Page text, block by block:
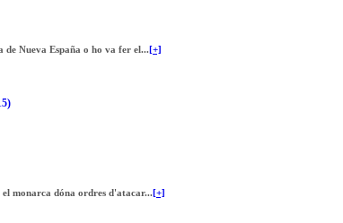
Nueva España o ho va fer el...[+]
monarca dóna ordres d'atacar...[+]